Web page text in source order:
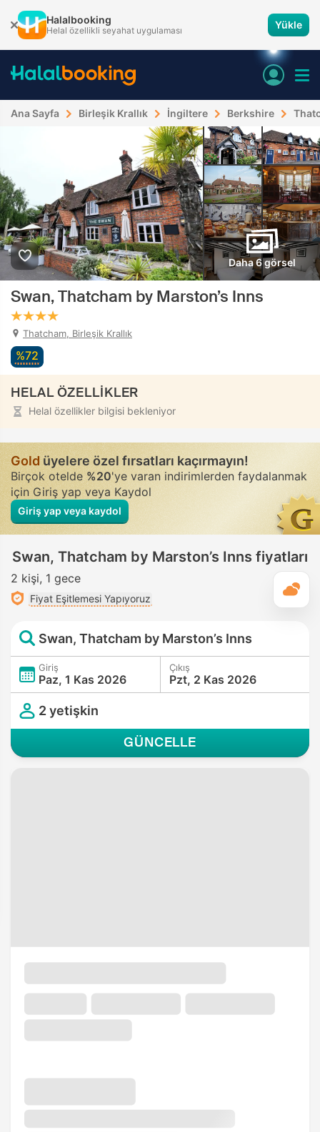
Halalbooking
Helal özellikli seyahat uygulaması Yükle
Ana Sayfa Birleşik Krallık İngiltere Berkshire
Daha 6 görsel
Swan, Thatcham by Marston’s Inns
Thatcham, Birleşik Krallık
%72
HELAL ÖZELLİKLER
Helal özellikler bilgisi bekleniyor
Goldüyelere özel fırsatları kaçırmayın!
Birçok otelde%20'ye varan indirimlerden faydalanmak
için Giriş yap veya Kaydol
Giriş yap veya kaydol
Swan, Thatcham by Marston’s Inns fiyatları
2 kişi 1 gece
Fiyat Eşitlemesi Yapıyoruz
Swan, Thatcham by Marston’s Inns
Giriş
Paz, 1 Kas 2026
Çıkış
Pzt, 2 Kas 2026
2 yetişkin
GÜNCELLE